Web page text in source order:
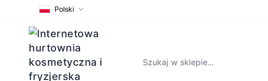
Polski
Szukaj w sklepie...